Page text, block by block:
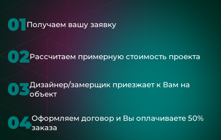
01Получаем вашу заявку
02Рассчитаем примерную стоимость проекта
03Дизайнер/замерщик приезжает к Вам на
объект
04Оформляем договор и Вы оплачиваете 50%
заказа